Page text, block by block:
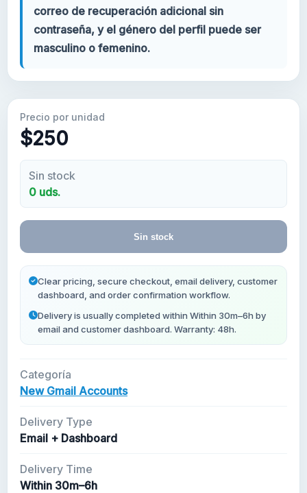
Cuentas de Gmail 2024
Cuentas de Gmail 2022
correo de recuperación adicional sin
contraseña, y el género del perfil puede ser
masculino o femenino.
Precio por unidad
$250
Sin stock
0 uds.
Sin stock
Clear pricing, secure checkout, email delivery, customer
dashboard, and order confirmation workflow.
Delivery is usually completed within Within 30m–6h by
email and customer dashboard. Warranty: 48h.
Categoría
New Gmail Accounts
Delivery Type
Email + Dashboard
Delivery Time
Within 30m–6h